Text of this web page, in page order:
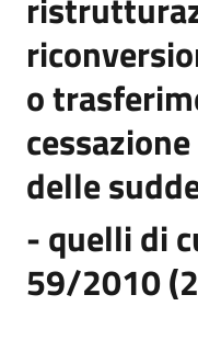
o
delle
- quelli di
59/2010